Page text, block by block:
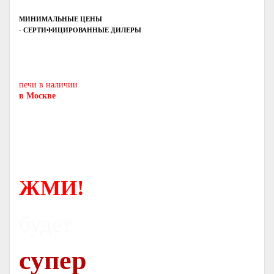
МИНИМАЛЬНЫЕ ЦЕНЫ
- СЕРТИФИЦИРОВАННЫЕ ДИЛЕРЫ
печи в наличии
в Москве
ЖМИ!
супер